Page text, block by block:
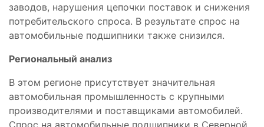
заводов, нарушения цепочки поставок и снижения
потребительского спроса. В результате спрос на
автомобильные подшипники также снизился.
Региональный анализ
В этом регионе присутствует значительная
автомобильная промышленность с крупными
производителями и поставщиками автомобилей.
Спрос на автомобильные подшипники в Северной